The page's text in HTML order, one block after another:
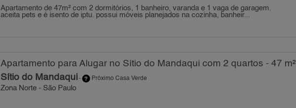
Apartamento de 47m² com 2 dormitórios, 1 banheiro, varanda e 1 vaga de garagem.
aceita pets e é isento de iptu. possui móveis planejados na cozinha, banheir...
Apartamento para Alugar no Sítio do Mandaqui com 2 quartos - 47 m²
Sítio do Mandaqui- Próximo Casa Verde
Zona Norte - São Paulo